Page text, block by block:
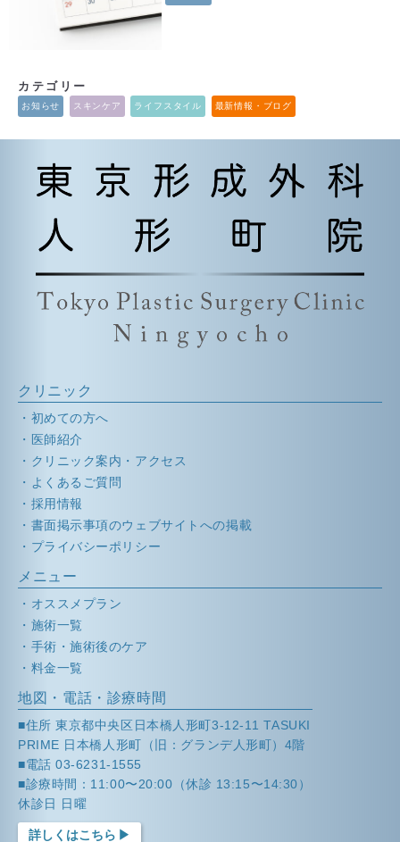
カテゴリー
お知らせ スキンケア ライフスタイル 最新情報・ブログ
クリニック
初めての方へ
医師紹介
クリニック案内・アクセス
よくあるご質問
採用情報
書面掲示事項のウェブサイトへの掲載
プライバシーポリシー
メニュー
オススメプラン
施術一覧
手術・施術後のケア
料金一覧
地図・電話・診療時間
■住所 東京都中央区日本橋人形町3-12-11 TASUKI
PRIME 日本橋人形町（旧：グランデ人形町）4階
■電話 03-6231-1555
■診療時間：11:00〜20:00（休診 13:15〜14:30）
休診日 日曜
詳しくはこちら